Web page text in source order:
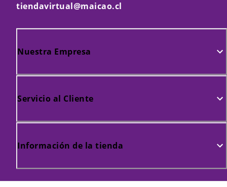
tiendavirtual@maicao.cl
Nuestra Empresa
Servicio al Cliente
Información de la tienda